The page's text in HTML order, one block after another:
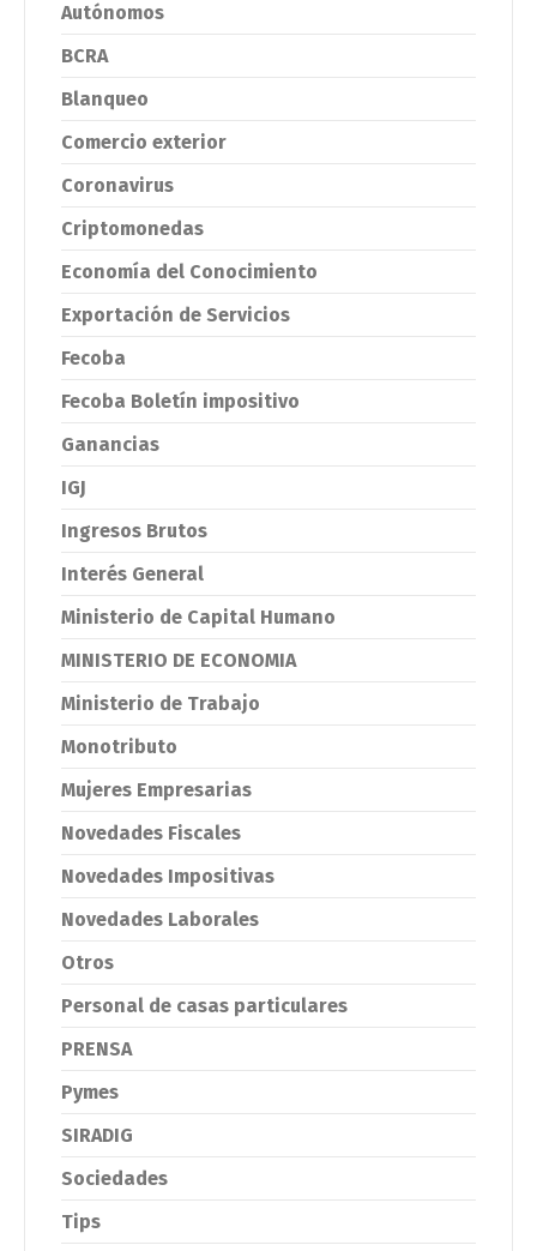
Autónomos
BCRA
Blanqueo
Comercio exterior
Coronavirus
Criptomonedas
Economía del Conocimiento
Exportación de Servicios
Fecoba
Fecoba Boletín impositivo
Ganancias
IGJ
Ingresos Brutos
Interés General
Ministerio de Capital Humano
MINISTERIO DE ECONOMIA
Ministerio de Trabajo
Monotributo
Mujeres Empresarias
Novedades Fiscales
Novedades Impositivas
Novedades Laborales
Otros
Personal de casas particulares
PRENSA
Pymes
SIRADIG
Sociedades
Tips